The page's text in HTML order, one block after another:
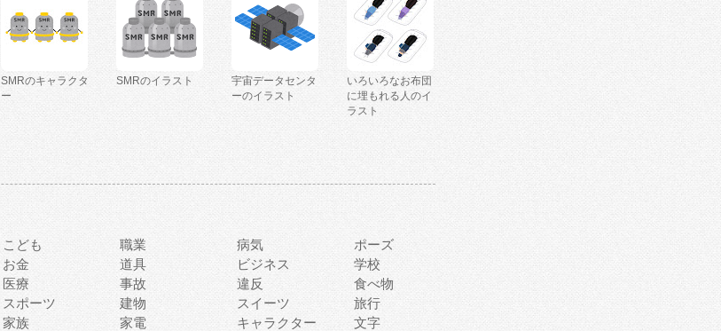
SMRのキャラクタ
ー
SMRのイラスト
宇宙データセンタ
ーのイラスト
いろいろなお布団
に埋もれる人のイ
ラスト
こども 職業 病気
ポーズ
お金 道具 ビジネス
学校
医療 事故 違反
食べ物
スポーツ 建物 スイーツ
旅行
家族 家電 キャラクター
文字